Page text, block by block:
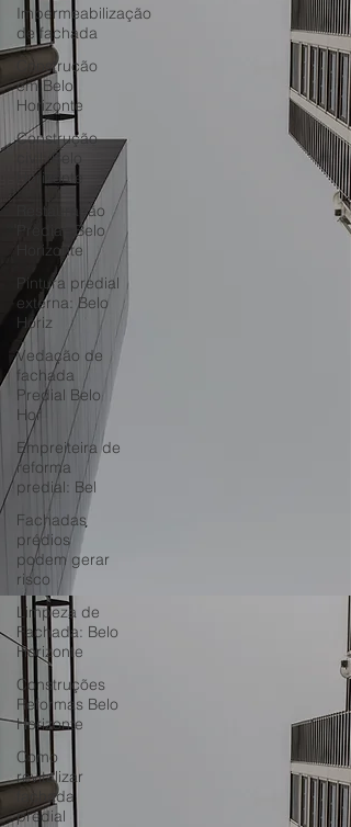
Impermeabilização
de fachada
Construção
em Belo
Horizonte
Construção
civil: Belo
Horizonte
Restauração
Predial: Belo
Horizonte
Pintura predial
externa: Belo
Horiz
Vedação de
fachada
Predial Belo
Hor
Empreiteira de
reforma
predial: Bel
Fachadas
prédios
podem gerar
risco
Limpeza de
Fachada: Belo
Horizonte
Construções
Reformas Belo
Horizonte
Como
revitalizar
fachada
predial